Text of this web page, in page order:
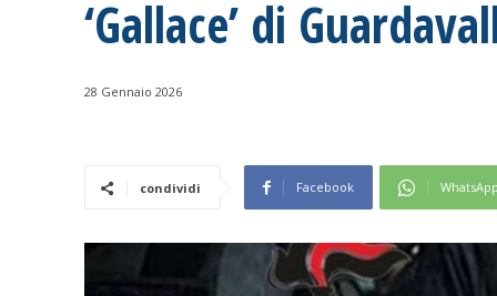
‘Gallace’ di
28 Gennaio 2026
condividi Facebook